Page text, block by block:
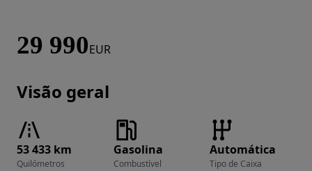
29 990EUR
Visão geral
53 433 km
Quilómetros
Gasolina
Combustível
Automática
Tipo de Caixa